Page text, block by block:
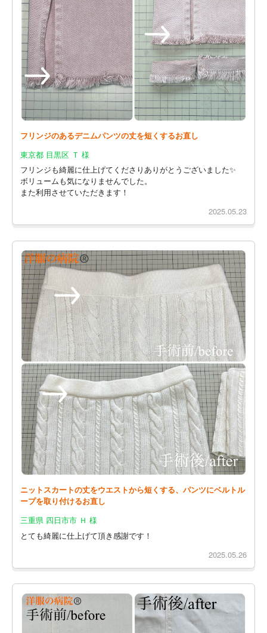
フリンジのあるデニムパンツの丈を短くするお直し
東京都 目黒区 Ｔ 様
フリンジも綺麗に仕上げてくださりありがとうございました✨
ボリュームも気になりませんでした。
また利用させていただきます！
2025.05.23
ニットスカートの丈をウエストから短くする、パンツにベルトル
ープを取り付けるお直し
三重県 四日市市 Ｈ 様
とても綺麗に仕上げて頂き感謝です！
2025.05.26